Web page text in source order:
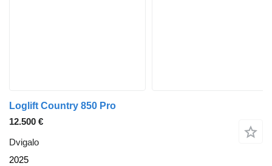
Loglift Country 850 Pro
12.500 €
Dvigalo
2025